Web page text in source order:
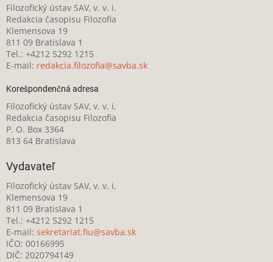
Filozofický ústav SAV, v. v. i.
Redakcia časopisu Filozofia
Klemensova 19
811 09 Bratislava 1
Tel.: +4212 5292 1215
E-mail: redakcia.filozofia@savba.sk
Korešpondenčná adresa
Filozofický ústav SAV, v. v. i.
Redakcia časopisu Filozofia
P. O. Box 3364
813 64 Bratislava
Vydavateľ
Filozofický ústav SAV, v. v. i.
Klemensova 19
811 09 Bratislava 1
Tel.: +4212 5292 1215
E-mail: sekretariat.fiu@savba.sk
IČO: 00166995
DIČ: 2020794149